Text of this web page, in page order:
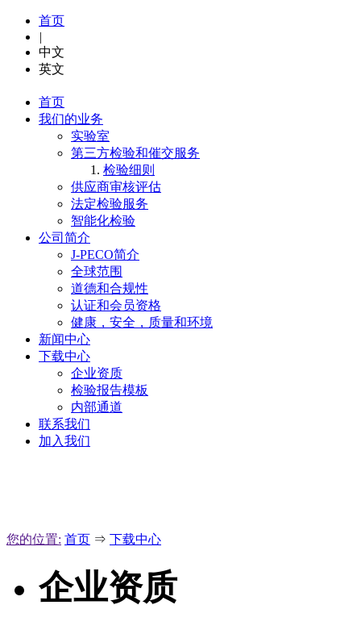
首页
|
中文
英文
首页
我们的业务
实验室
第三方检验和催交服务
检验细则
供应商审核评估
法定检验服务
智能化检验
公司简介
J-PECO简介
全球范围
道德和合规性
认证和会员资格
健康，安全，质量和环境
新闻中心
下载中心
企业资质
检验报告模板
内部通道
联系我们
加入我们
您的位置: 首页 ⇒ 下载中心
企业资质